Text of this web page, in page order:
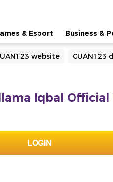
& Esport Business &
website CUAN123
Iqbal
LOGIN